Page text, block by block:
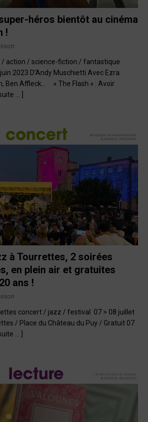
héros bientôt au cinéma
!
/ action / science-fiction / fantastique
2023 D’Andy Muschietti Avec Ezra
Ben Affleck… « The Flash » : Avoir
… ]
à Tourrettes, 2 soirées
en plein air et gratuites
ans !
concert / jazz / festival 07 > 08 juillet
/ Place du Château du Puy / Gratuit 07
… ]